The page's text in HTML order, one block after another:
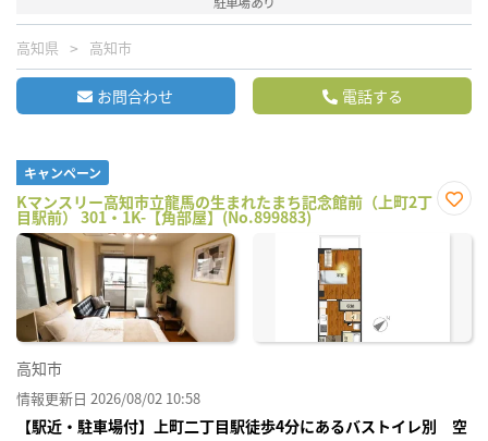
高知県 高知市
お問合わせ 電話する
キャンペーン
Kマンスリー高知市立龍馬の生まれたまち記念館前（上町2丁
目駅前） 301・1K-【角部屋】(No.899883)
に入
高知市
情報更新日 2026/08/02 10:58
【駅近・駐車場付】上町二丁目駅徒歩4分にあるバストイレ別 空